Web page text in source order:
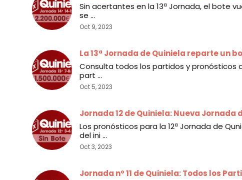
Sin acertantes en la 13ª Jornada, el bote
se ...
Oct 9, 2023
La 13ª Jornada de Quiniela reparte un
Consulta todos los partidos y pronósticos
part ...
Oct 5, 2023
Jornada 12 de Quiniela: Nueva Jornada
Los pronósticos para la 12ª Jornada de
del ini ...
Oct 3, 2023
Jornada nº 11 de Quiniela: Todos los